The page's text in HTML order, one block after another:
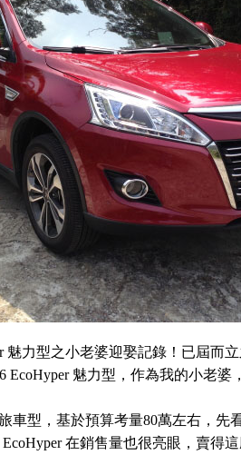
魅力型之小老婆迎娶記錄！已屆而
EcoHyper 魅力型，作為我的小老
車型，基於預算考量80萬左右，先
EcoHyper 在銷售量也很亮眼，賣得